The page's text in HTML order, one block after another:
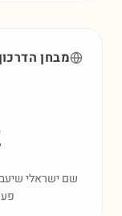
מבחן
שם ישראלי